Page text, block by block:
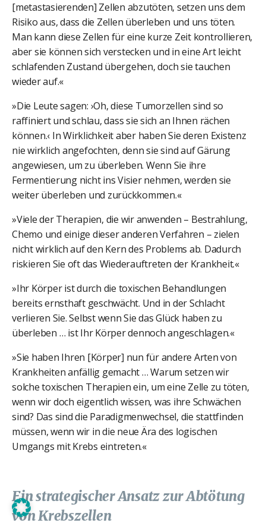
[metastasierenden] Zellen abzutöten, setzen uns dem
Risiko aus, dass die Zellen überleben und uns töten.
Man kann diese Zellen für eine kurze Zeit kontrollieren,
aber sie können sich verstecken und in eine Art leicht
schlafenden Zustand übergehen, doch sie tauchen
wieder auf.«
»Die Leute sagen: ›Oh, diese Tumorzellen sind so
raffiniert und schlau, dass sie sich an Ihnen rächen
können.‹ In Wirklichkeit aber haben Sie deren Existenz
nie wirklich angefochten, denn sie sind auf Gärung
angewiesen, um zu überleben. Wenn Sie ihre
Fermentierung nicht ins Visier nehmen, werden sie
weiter überleben und zurückkommen.«
»Viele der Therapien, die wir anwenden – Bestrahlung,
Chemo und einige dieser anderen Verfahren – zielen
nicht wirklich auf den Kern des Problems ab. Dadurch
riskieren Sie oft das Wiederauftreten der Krankheit.«
»Ihr Körper ist durch die toxischen Behandlungen
bereits ernsthaft geschwächt. Und in der Schlacht
verlieren Sie. Selbst wenn Sie das Glück haben zu
überleben … ist Ihr Körper dennoch angeschlagen.«
»Sie haben Ihren [Körper] nun für andere Arten von
Krankheiten anfällig gemacht … Warum setzen wir
solche toxischen Therapien ein, um eine Zelle zu töten,
wenn wir doch eigentlich wissen, was ihre Schwächen
sind? Das sind die Paradigmenwechsel, die stattfinden
müssen, wenn wir in die neue Ära des logischen
Umgangs mit Krebs eintreten.«
Ein strategischer Ansatz zur Abtötung
von Krebszellen